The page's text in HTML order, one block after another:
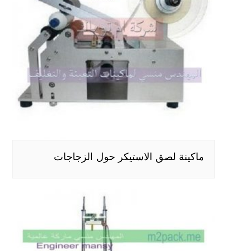
ماكينة لصق الاستيكر حول الزجاجات